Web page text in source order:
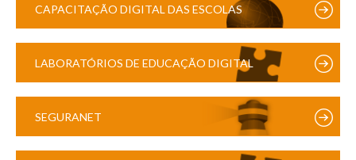
CAPACITAÇÃO DIGITAL DAS ESCOLAS
LABORATÓRIOS DE EDUCAÇÃO DIGITAL
SEGURANET